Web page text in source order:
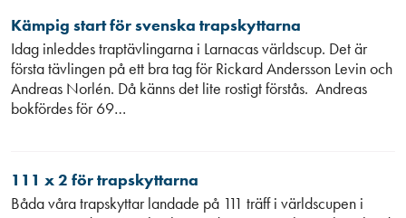
Kämpig start för svenska trapskyttarna
Idag inleddes traptävlingarna i Larnacas världscup. Det är
första tävlingen på ett bra tag för Rickard Andersson Levin och
Andreas Norlén. Då känns det lite rostigt förstås. Andreas
bokfördes för 69…
111 x 2 för trapskyttarna
Båda våra trapskyttar landade på 111 träff i världscupen i